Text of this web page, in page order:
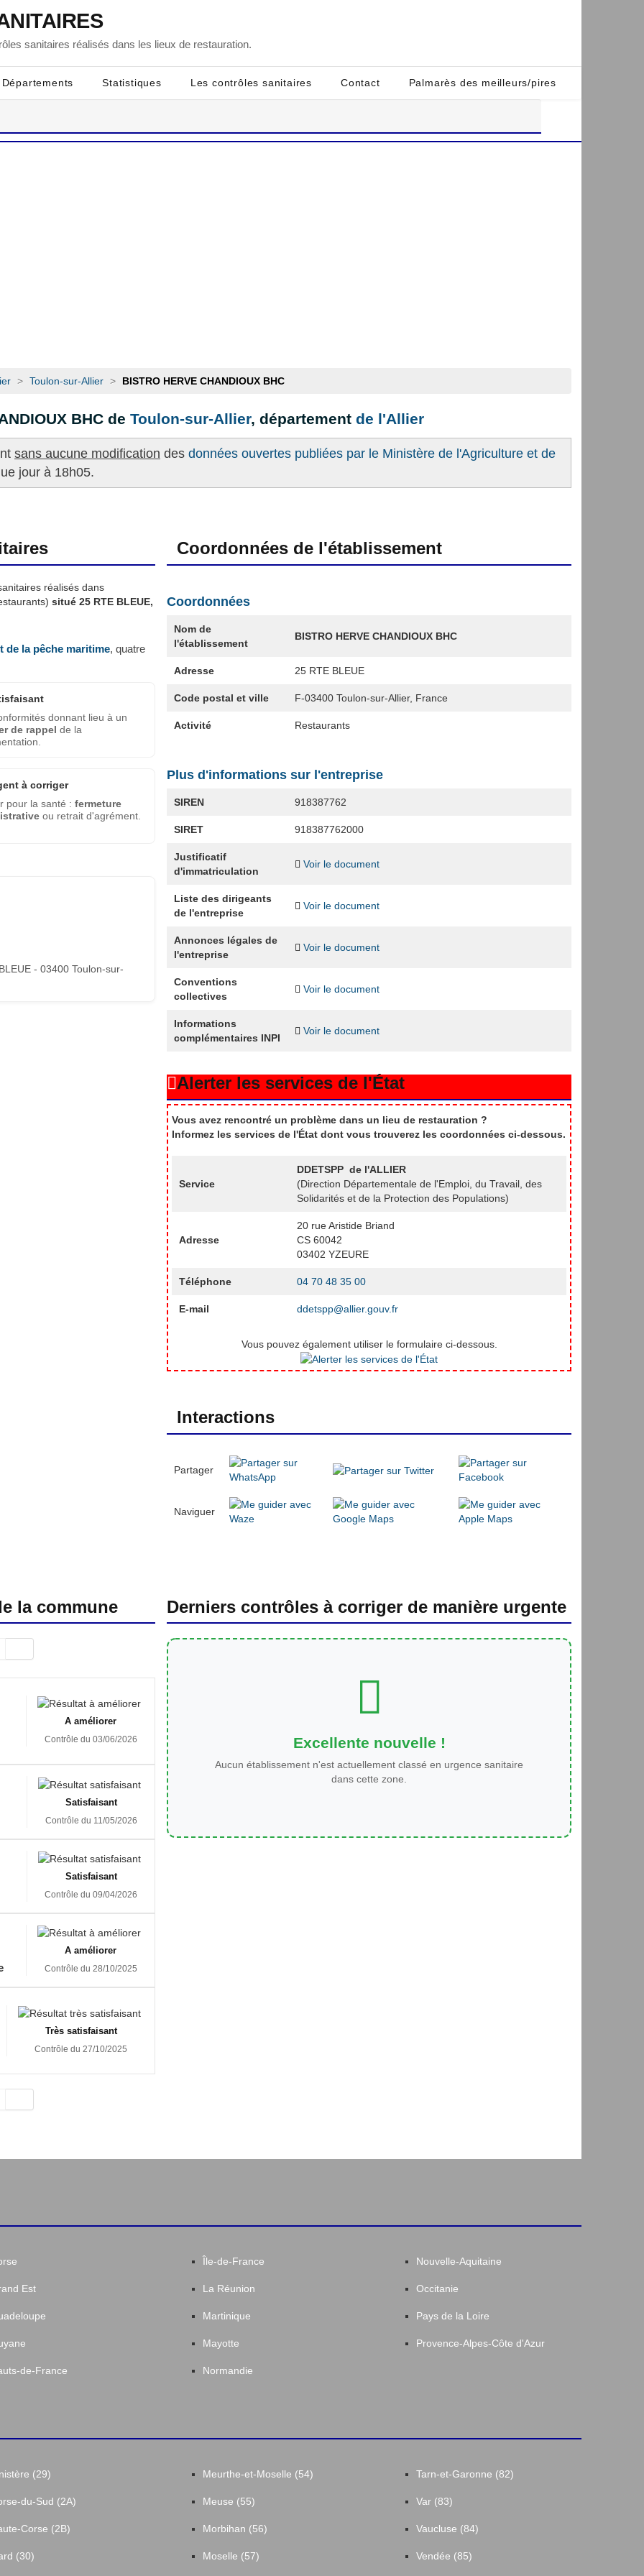
sanitaires réalisés dans les lieux de restauration.
Départements Statistiques Les contrôles sanitaires Contact Palmarès des meilleurs/pires
> Toulon-sur-Allier > BISTRO HERVE CHANDIOUX BHC
BHC de Toulon-sur-Allier, département de l'Allier
sans aucune modification des données ouvertes publiées par le Ministère de l'Agriculture et de
jour à 18h05.
réalisés dans
situé 25 RTE BLEUE,
de la pêche maritime, quatre
donnant lieu à un
de rappel de la
à corriger
pour la santé : fermeture
ou retrait d'agrément.
- 03400 Toulon-sur-
Coordonnées de l'établissement
Coordonnées
Nom de
l'établissement
BISTRO HERVE CHANDIOUX BHC
Adresse 25 RTE BLEUE
Code postal et ville F-03400 Toulon-sur-Allier, France
Activité Restaurants
Plus d'informations sur l'entreprise
SIREN 918387762
SIRET 918387762000
Justificatif
d'immatriculation
Voir le document
Liste des dirigeants
de l'entreprise
Voir le document
Annonces légales de
l'entreprise
Voir le document
Conventions
collectives
Voir le document
Informations
complémentaires INPI
Voir le document
Alerter les services de l'État
Vous avez rencontré un problème dans un lieu de restauration ?
Informez les services de l'État dont vous trouverez les coordonnées ci-dessous.
Service
DDETSPP de l'ALLIER
(Direction Départementale de l'Emploi, du Travail, des
Solidarités et de la Protection des Populations)
Adresse
20 rue Aristide Briand
CS 60042
03402 YZEURE
Téléphone 04 70 48 35 00
E-mail ddetspp@allier.gouv.fr
Vous pouvez également utiliser le formulaire ci-dessous.
Interactions
Partager
Naviguer
la commune
A améliorer
Contrôle du 03/06/2026
Satisfaisant
Contrôle du 11/05/2026
Satisfaisant
Contrôle du 09/04/2026
A améliorer
Contrôle du 28/10/2025
Très satisfaisant
Contrôle du 27/10/2025
Derniers contrôles à corriger de manière urgente
Excellente nouvelle !
Aucun établissement n'est actuellement classé en urgence sanitaire
dans cette zone.
Est
de-France
Île-de-France
La Réunion
Martinique
Mayotte
Normandie
Nouvelle-Aquitaine
Occitanie
Pays de la Loire
Provence-Alpes-Côte d'Azur
(29)
du-Sud (2A)
Corse (2B)
(30)
Meurthe-et-Moselle (54)
Meuse (55)
Morbihan (56)
Moselle (57)
Tarn-et-Garonne (82)
Var (83)
Vaucluse (84)
Vendée (85)